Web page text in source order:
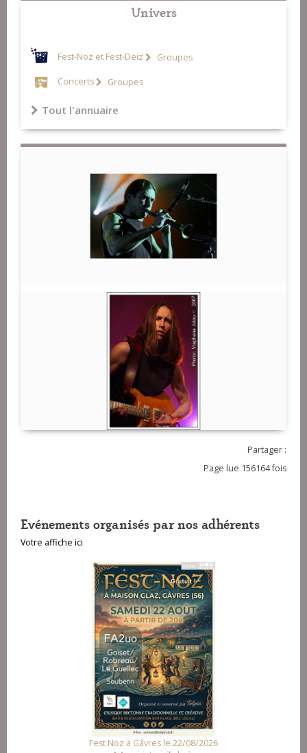
Univers
Fest-Noz et Fest-Deiz Groupes
Concerts Groupes
Tout l'annuaire
Partager :
Page lue 156164 fois
Evénements organisés par nos adhérents
Votre affiche ici
Fest Noz a Trédrez-Locquémeau le 12/08/2026